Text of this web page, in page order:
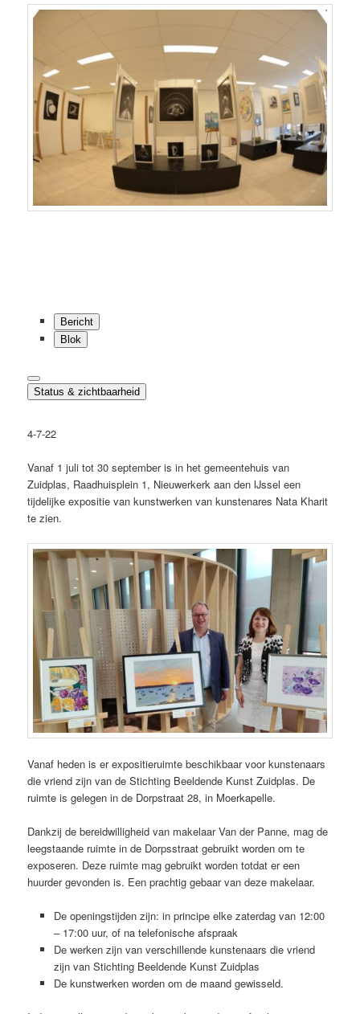
Bericht
Blok
Status & zichtbaarheid
4-7-22
Vanaf 1 juli tot 30 september is in het gemeentehuis van
Zuidplas, Raadhuisplein 1, Nieuwerkerk aan den IJssel een
tijdelijke expositie van kunstwerken van kunstenares Nata Kharit
te zien.
Vanaf heden is er expositieruimte beschikbaar voor kunstenaars
die vriend zijn van de Stichting Beeldende Kunst Zuidplas. De
ruimte is gelegen in de Dorpstraat 28, in Moerkapelle.
Dankzij de bereidwilligheid van makelaar Van der Panne, mag de
leegstaande ruimte in de Dorpsstraat gebruikt worden om te
exposeren. Deze ruimte mag gebruikt worden totdat er een
huurder gevonden is. Een prachtig gebaar van deze makelaar.
De openingstijden zijn: in principe elke zaterdag van 12:00
– 17:00 uur, of na telefonische afspraak
De werken zijn van verschillende kunstenaars die vriend
zijn van Stichting Beeldende Kunst Zuidplas
De kunstwerken worden om de maand gewisseld.